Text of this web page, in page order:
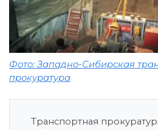
Фото: Западно-Сибирская
прокуратура
Транспортная